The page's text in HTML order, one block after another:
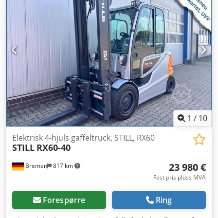
Battery indicator , Utstyr: belysning, Kalmar ECF90-6 fra
Uniktruck Crodjyuhihspfx Acbjf Hjultype – drivhjul:
supersoft Hjultype – styrehjul: supersoft Hjulstørrelse –
drivhjul: 8.25 x 15 Hjulstørrelse – styrehjul: 8.25 x 15
1 / 10
Bremen 817 km
Elektrisk 4-hjuls gaffeltruck, STILL, RX60
STILL RX60-40
23 980 €
Fast pris pluss MVA
Forespørre Ring